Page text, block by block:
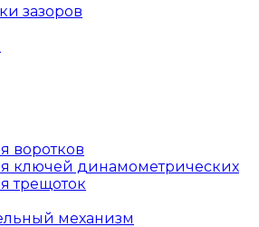
зазоров
воротков
ключей динамометрических
трещоток
механизм